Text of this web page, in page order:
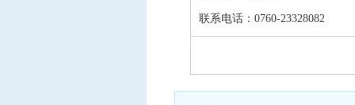
联系电话 ： 0760-23328082